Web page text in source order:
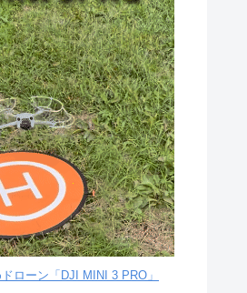
ローン「DJI MINI 3 PRO」